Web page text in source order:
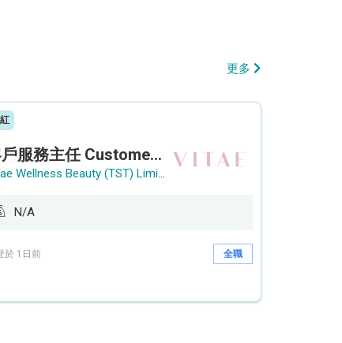
更多
客戶服務主任 Customer Service Officer (銅鑼灣)
Vitae Wellness Beauty (TST) Limited
N/A
於 1日前 全職